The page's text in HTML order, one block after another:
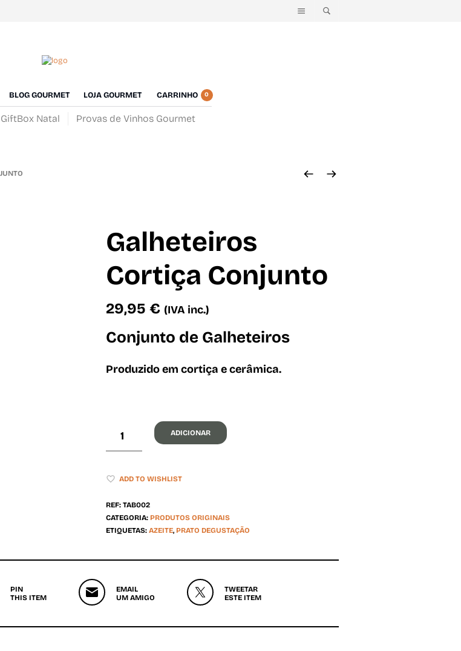
BLOG GOURMET LOJA GOURMET CARRINHO 0
GiftBox Natal Provas de Vinhos Gourmet
Galheteiros
Cortiça Conjunto
29,95 € (IVA inc.)
Conjunto de Galheteiros
Produzido em cortiça e cerâmica.
ADICIONAR
ADD TO WISHLIST
REF: TAB002
CATEGORIA: PRODUTOS ORIGINAIS
ETIQUETAS: AZEITE, PRATO DEGUSTAÇÃO
PIN
THIS ITEM
EMAIL
UM AMIGO
TWEETAR
ESTE ITEM